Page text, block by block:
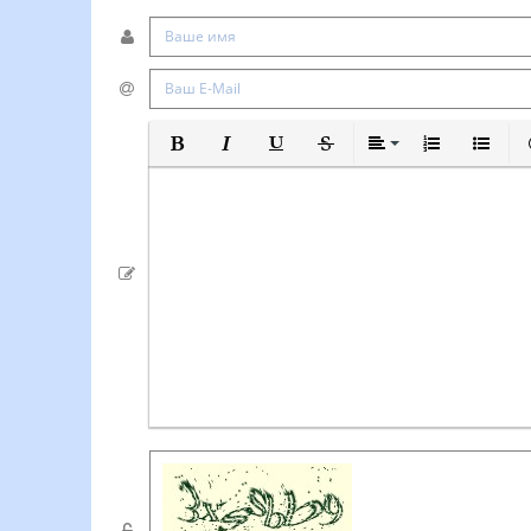
Полужирный
КурсивПодчеркнутый
ЗачеркнутыйВыравнивание